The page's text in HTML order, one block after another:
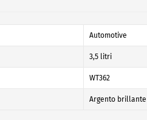
Automotive
3,5 litri
WT362
Argento brillante